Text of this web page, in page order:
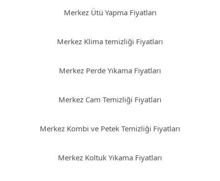
Merkez Ütü Yapma Fiyatları
Merkez Klima temizliği Fiyatları
Merkez Perde Yıkama Fiyatları
Merkez Cam Temizliği Fiyatları
Merkez Kombi ve Petek Temizliği Fiyatları
Merkez Koltuk Yıkama Fiyatları